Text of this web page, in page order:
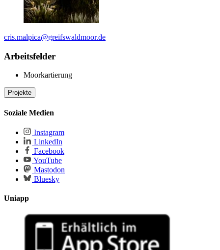
cris.malpica@greifswaldmoor.de
Arbeitsfelder
Moorkartierung
Projekte
laufende Projekte
Global Peatland Database (GPD)
Übersicht über Vorkommen und Status der Moore der Erde
(IMCG)
Soziale Medien
Instagram
LinkedIn
Facebook
YouTube
Mastodon
Bluesky
Uniapp